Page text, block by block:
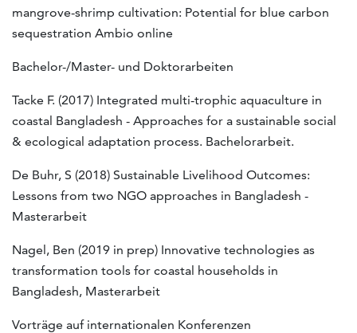
mangrove-shrimp cultivation: Potential for blue carbon
sequestration Ambio online
Bachelor-/Master- und Doktorarbeiten
Tacke F. (2017) Integrated multi-trophic aquaculture in
coastal Bangladesh - Approaches for a sustainable social
& ecological adaptation process. Bachelorarbeit.
De Buhr, S (2018) Sustainable Livelihood Outcomes:
Lessons from two NGO approaches in Bangladesh -
Masterarbeit
Nagel, Ben (2019 in prep) Innovative technologies as
transformation tools for coastal households in
Bangladesh, Masterarbeit
Vorträge auf internationalen Konferenzen